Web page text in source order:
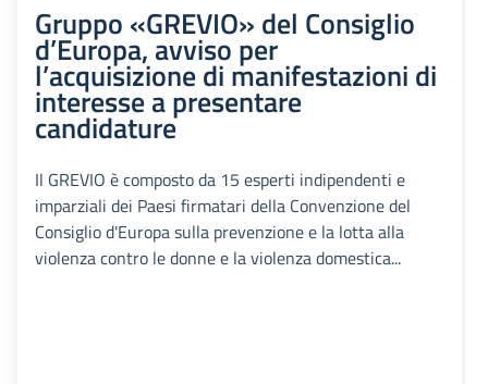
Gruppo «GREVIO» del Consiglio
d’Europa, avviso per
l’acquisizione di manifestazioni di
interesse a presentare
candidature
Il GREVIO è composto da 15 esperti indipendenti e
imparziali dei Paesi firmatari della Convenzione del
Consiglio d'Europa sulla prevenzione e la lotta alla
violenza contro le donne e la violenza domestica...